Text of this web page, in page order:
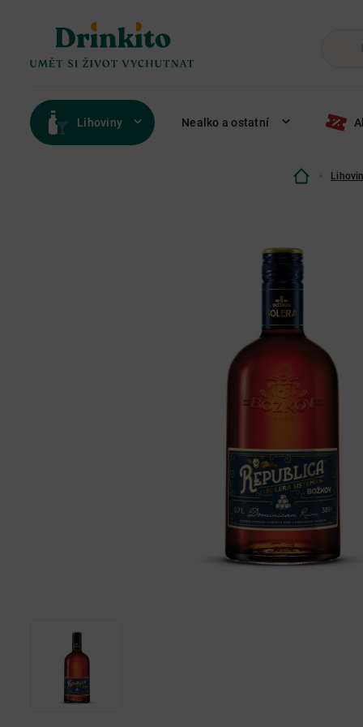
Lihoviny Nealko a ostatní